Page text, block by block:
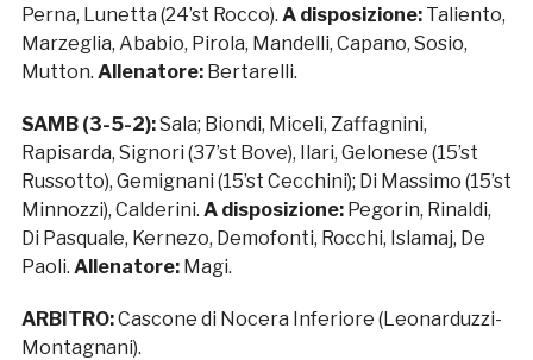
Perna, Lunetta (24’st Rocco). A disposizione:Taliento,
Marzeglia, Ababio, Pirola, Mandelli, Capano, Sosio,
Mutton. Allenatore:Bertarelli.
SAMB (3-5-2):Sala; Biondi, Miceli, Zaffagnini,
Rapisarda, Signori (37’st Bove), Ilari, Gelonese (15’st
Russotto), Gemignani (15’st Cecchini); Di Massimo (15’st
Minnozzi), Calderini. A disposizione:Pegorin, Rinaldi,
Di Pasquale, Kernezo, Demofonti, Rocchi, Islamaj, De
Paoli. Allenatore:Magi.
ARBITRO:Cascone di Nocera Inferiore (Leonarduzzi-
Montagnani).